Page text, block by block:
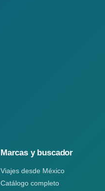
Marcas y buscador
Viajes desde México
Catálogo completo